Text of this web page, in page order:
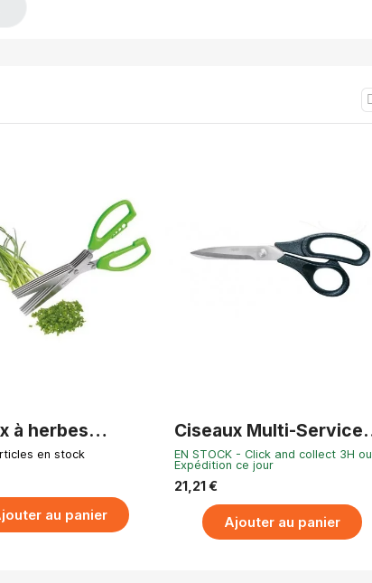
à herbes
Fee"
en stock
au panier
Ciseaux Multi-Service
pour Gaucher
EN STOCK - Click and collect 3H ou
Expédition ce jour
21,21 €
Ajouter au panier